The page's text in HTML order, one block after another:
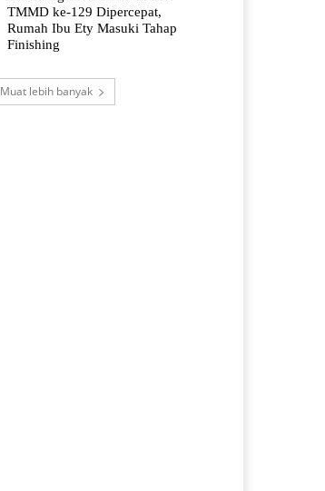
TMMD ke-129 Dipercepat,
Rumah Ibu Ety Masuki Tahap
Finishing
Muat lebih banyak